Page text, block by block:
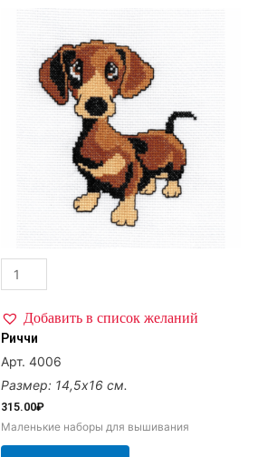
Добавить в список желаний
Риччи
Арт. 4006
Размер: 14,5х16 см.
315.00₽
Маленькие наборы для вышивания